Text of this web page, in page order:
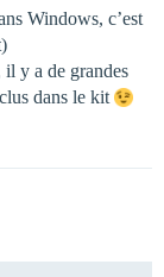
Windows, c’est
il y a de grandes
dans le kit